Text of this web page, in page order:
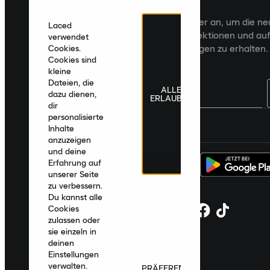
Veröffentlichungen an
Melde dich für den Laced Newsletter an, um die
Veröffentlichungen, kuratierte Kollektionen und
zugeschnittene Produktempfehlungen zu erhalten.
Laced
verwendet
Cookies.
Cookies sind
kleine
Dateien, die
dazu dienen,
dir
personalisierte
Inhalte
anzuzeigen
und deine
Erfahrung auf
unserer Seite
zu verbessern.
Du kannst alle
Cookies
zulassen oder
sie einzeln in
deinen
Einstellungen
verwalten.
ALLE
ERLAUBEN